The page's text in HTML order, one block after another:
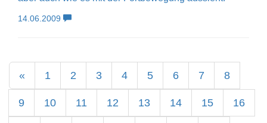
14.06.2009
« 1 2 3 4 5 6 7 8
9 10 11 12 13 14 15 16